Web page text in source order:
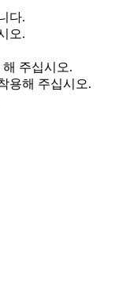
다.
오.
주십시오.
용해 주십시오.